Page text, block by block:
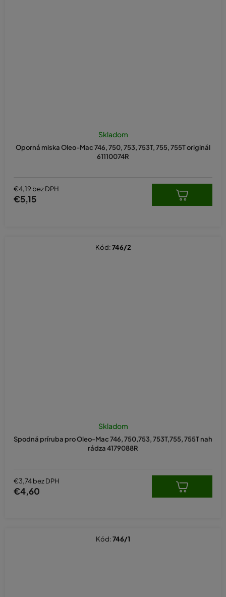
Oporná miska Oleo-Mac 746, 750, 753, 753T, 755, 755T originál
61110074R
Skladom
€4,19 bez DPH
€5,15
Spodná príruba pro Oleo-Mac 746, 750,753, 753T,755, 755T nah
rádza 4179088R
hodnotenie
je
5,0
Skladom
€3,74 bez DPH
€4,60
Kód:746/2
Kód:746/1